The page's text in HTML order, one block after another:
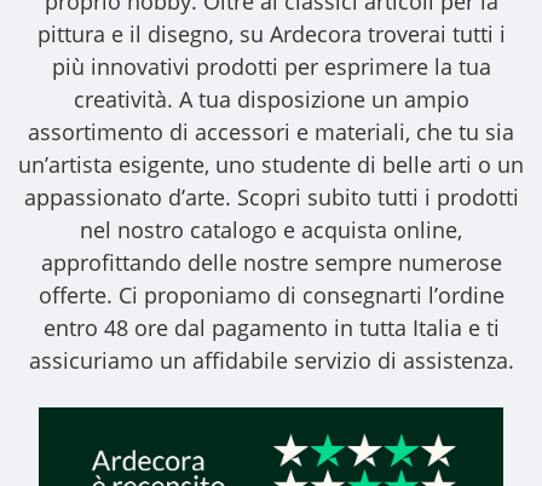
pittura e il disegno, su Ardecora troverai tutti i
più innovativi prodotti per esprimere la tua
creatività. A tua disposizione un ampio
assortimento di accessori e materiali, che tu sia
un’artista esigente, uno studente di belle arti o un
appassionato d’arte. Scopri subito tutti i prodotti
nel nostro catalogo e acquista online,
approfittando delle nostre sempre numerose
offerte. Ci proponiamo di consegnarti l’ordine
entro 48 ore dal pagamento in tutta Italia e ti
assicuriamo un affidabile servizio di assistenza.